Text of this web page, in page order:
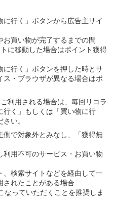
に行く」ボタンから広告主サイ
買い物が完了するまでの間
に移動した場合はポイント獲得
に行く」ボタンを押した時とサ
・ブラウザが異なる場合はポ
利用される場合は、毎回リコラ
く」もしくは「買い物に行
い。
で対象外とみなし、「獲得無
利用不可のサービス・お買い物
、検索サイトなどを経由して一
されたことがある場合
なっていただくことを推奨しま